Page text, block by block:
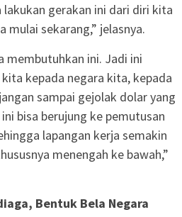
gerakan ini dari diri kita
mulai sekarang,” jelasnya.
membutuhkan ini. Jadi ini
kepada negara kita, kepada
sampai gejolak dolar yang
bisa berujung ke pemutusan
lapangan kerja semakin
menengah ke bawah,”
Bentuk Bela Negara